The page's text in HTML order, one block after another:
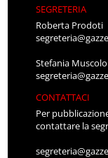
SEGRETERIA
Roberta Prodoti
Stefania Muscolo
CONTATTACI
Per
contattare la